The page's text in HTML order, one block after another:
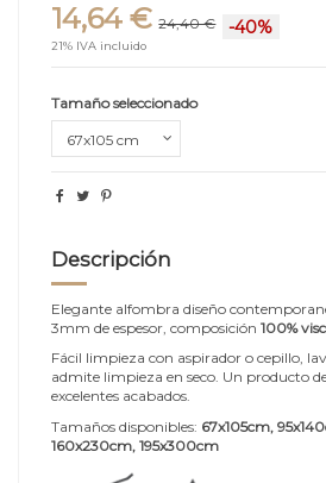
14,64 € 24,40 € -40%
21% IVA incluido
Tamaño seleccionado
Descripción
Elegante alfombra diseño
3mm de espesor, composición 100%
Fácil limpieza con aspirador o cepillo,
admite limpieza en seco. Un producto
excelentes acabados.
Tamaños disponibles: 67x105cm,
160x230cm, 195x300cm